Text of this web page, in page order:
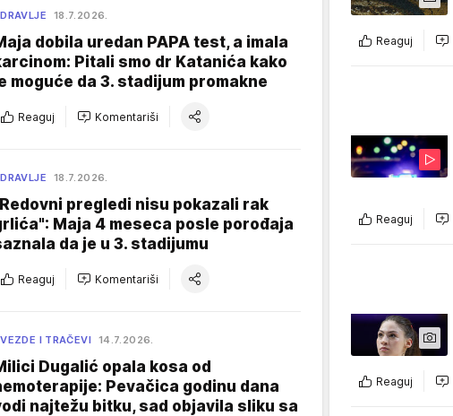
18.7.2026.
dobila uredan PAPA test, a imala
Pitali smo dr Katanića kako
moguće da 3. stadijum promakne
Reaguj Komentariši
18.7.2026.
pregledi nisu pokazali rak
Maja 4 meseca posle porođaja
da je u 3. stadijumu
Reaguj Komentariši
I TRAČEVI 14.7.2026.
Dugalić opala kosa od
Pevačica godinu dana
najtežu bitku, sad objavila sliku sa
Reaguj
Reaguj
Reaguj